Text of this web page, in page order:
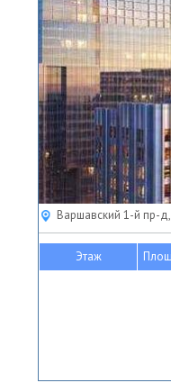
Варшавский 1-й пр-
Этаж